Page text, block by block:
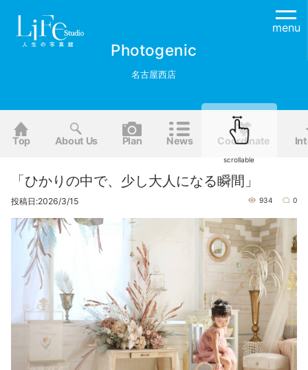
menu
Photogenic
名古屋西店
Top About Us Plan News Coordinate
scrollable
「ひかりの中で、少し大人になる瞬間」
投稿日:2026/3/15 934 0